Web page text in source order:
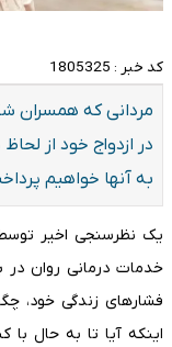
کد خبر : 1805325
مردانی که همسران
در ازدواج خود از
به آنها خواهیم
فشارهای زندگی خود،
اینکه آیا تا به حال